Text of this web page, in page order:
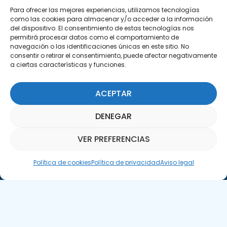
Para ofrecer las mejores experiencias, utilizamos tecnologías
como las cookies para almacenar y/o acceder a la información
del dispositivo. El consentimiento de estas tecnologías nos
permitirá procesar datos como el comportamiento de
navegación o las identificaciones únicas en este sitio. No
consentir o retirar el consentimiento, puede afectar negativamente
a ciertas características y funciones.
ACEPTAR
DENEGAR
VER PREFERENCIAS
Política de cookiesPolítica de privacidadAviso legal
Encuéntranos
C/Marie Curie, 35
29590 Campanillas, Málaga